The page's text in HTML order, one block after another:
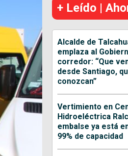
+ Leído |
Alcalde de
emplaza al
corredor: “Que
desde Santiago,
conozcan”
Vertimiento en
Hidroeléctrica
embalse ya está
99% de capacidad